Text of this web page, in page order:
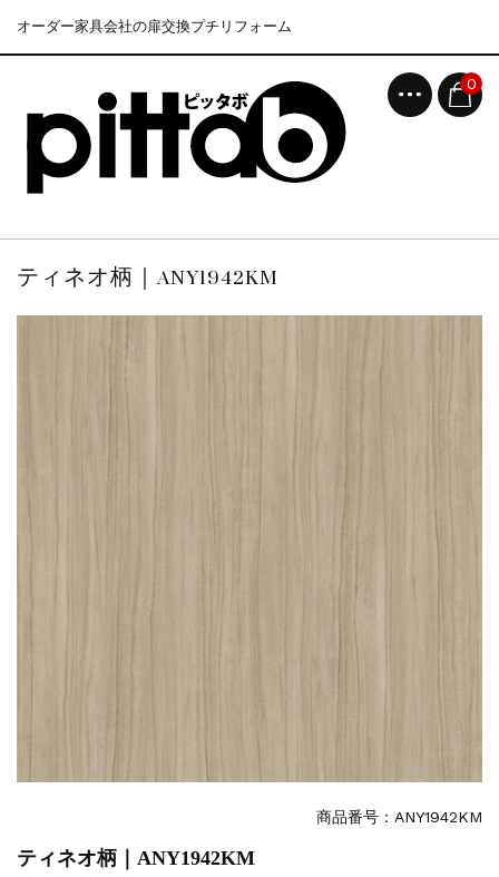
オーダー家具会社の扉交換プチリフォーム
0
ティネオ柄｜ANY1942KM
商品番号：ANY1942KM
ティネオ柄｜ANY1942KM